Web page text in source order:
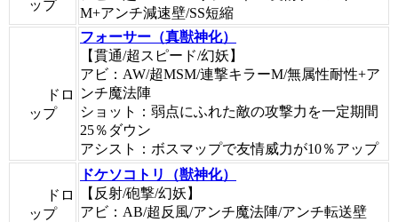
ップ
M+アンチ減速壁/SS短縮
ドロ
ップ
フォーサー（真獣神化）
【貫通/超スピード/幻妖】
アビ：AW/超MSM/連撃キラーM/無属性耐性+ア
ンチ魔法陣
ショット：弱点にふれた敵の攻撃力を一定期間
25％ダウン
アシスト：ボスマップで友情威力が10％アップ
ドロ
ップ
ドケソコトリ（獣神化）
【反射/砲撃/幻妖】
アビ：AB/超反風/アンチ魔法陣/アンチ転送壁